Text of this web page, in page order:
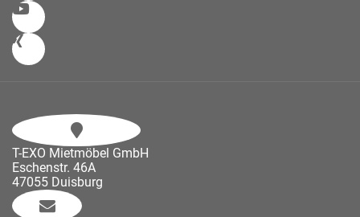
T-EXO Mietmöbel GmbH
Eschenstr. 46A
47055 Duisburg